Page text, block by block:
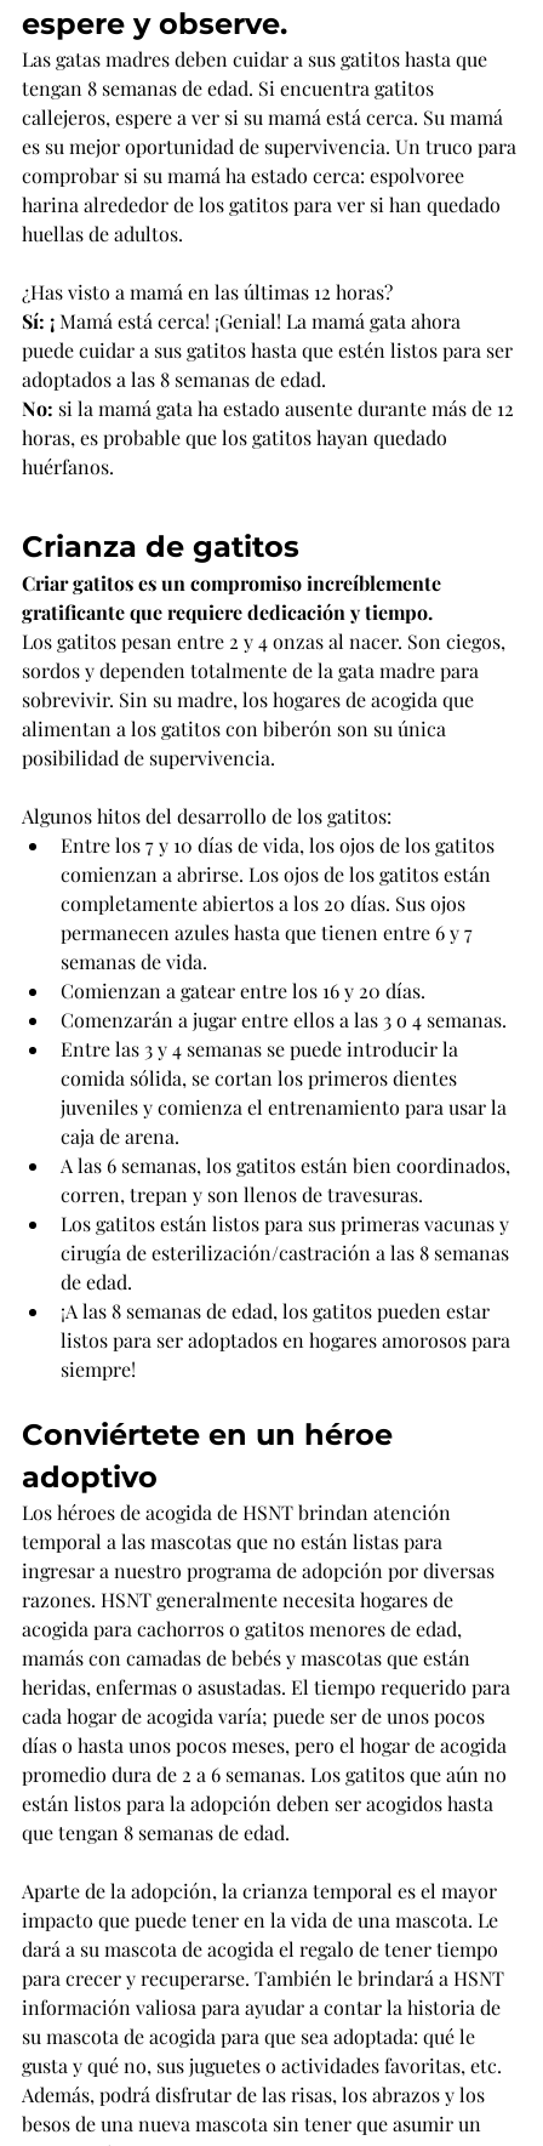
espere y observe.
Las gatas madres deben cuidar a sus gatitos hasta que
tengan 8 semanas de edad. Si encuentra gatitos
callejeros, espere a ver si su mamá está cerca. Su mamá
es su mejor oportunidad de supervivencia. Un truco para
comprobar si su mamá ha estado cerca: espolvoree
harina alrededor de los gatitos para ver si han quedado
huellas de adultos.
¿Has visto a mamá en las últimas 12 horas?
Sí: ¡ Mamá está cerca! ¡Genial! La mamá gata ahora
puede cuidar a sus gatitos hasta que estén listos para ser
adoptados a las 8 semanas de edad.
No: si la mamá gata ha estado ausente durante más de 12
horas, es probable que los gatitos hayan quedado
huérfanos.
Crianza de gatitos
Criar gatitos es un compromiso increíblemente
gratificante que requiere dedicación y tiempo.
Los gatitos pesan entre 2 y 4 onzas al nacer. Son ciegos,
sordos y dependen totalmente de la gata madre para
sobrevivir. Sin su madre, los hogares de acogida que
alimentan a los gatitos con biberón son su única
posibilidad de supervivencia.
Algunos hitos del desarrollo de los gatitos:
Entre los 7 y 10 días de vida, los ojos de los gatitos
comienzan a abrirse. Los ojos de los gatitos están
completamente abiertos a los 20 días. Sus ojos
permanecen azules hasta que tienen entre 6 y 7
semanas de vida.
Comienzan a gatear entre los 16 y 20 días.
Comenzarán a jugar entre ellos a las 3 o 4 semanas.
Entre las 3 y 4 semanas se puede introducir la
comida sólida, se cortan los primeros dientes
juveniles y comienza el entrenamiento para usar la
caja de arena.
A las 6 semanas, los gatitos están bien coordinados,
corren, trepan y son llenos de travesuras.
Los gatitos están listos para sus primeras vacunas y
cirugía de esterilización/castración a las 8 semanas
de edad.
¡A las 8 semanas de edad, los gatitos pueden estar
listos para ser adoptados en hogares amorosos para
siempre!
Conviértete en un héroe
adoptivo
Los héroes de acogida de HSNT brindan atención
temporal a las mascotas que no están listas para
ingresar a nuestro programa de adopción por diversas
razones. HSNT generalmente necesita hogares de
acogida para cachorros o gatitos menores de edad,
mamás con camadas de bebés y mascotas que están
heridas, enfermas o asustadas. El tiempo requerido para
cada hogar de acogida varía; puede ser de unos pocos
días o hasta unos pocos meses, pero el hogar de acogida
promedio dura de 2 a 6 semanas. Los gatitos que aún no
están listos para la adopción deben ser acogidos hasta
que tengan 8 semanas de edad.
Aparte de la adopción, la crianza temporal es el mayor
impacto que puede tener en la vida de una mascota. Le
dará a su mascota de acogida el regalo de tener tiempo
para crecer y recuperarse. También le brindará a HSNT
información valiosa para ayudar a contar la historia de
su mascota de acogida para que sea adoptada: qué le
gusta y qué no, sus juguetes o actividades favoritas, etc.
Además, podrá disfrutar de las risas, los abrazos y los
besos de una nueva mascota sin tener que asumir un